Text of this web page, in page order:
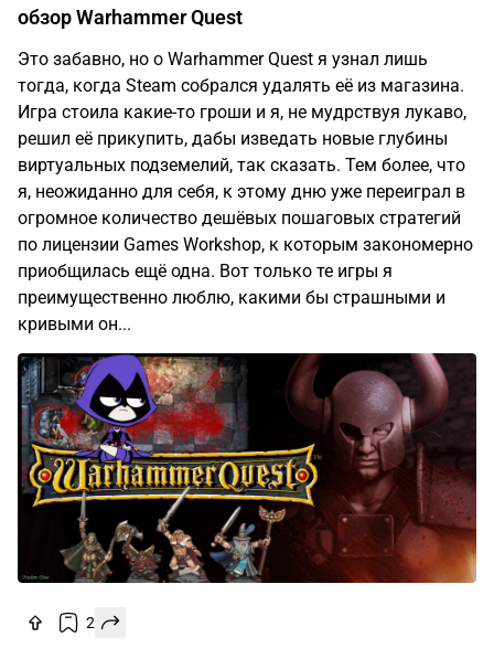
обзор Warhammer Quest
Это забавно, но о Warhammer Quest я узнал лишь
тогда, когда Steam собрался удалять её из магазина.
Игра стоила какие-то гроши и я, не мудрствуя лукаво,
решил её прикупить, дабы изведать новые глубины
виртуальных подземелий, так сказать. Тем более, что
я, неожиданно для себя, к этому дню уже переиграл в
огромное количество дешёвых пошаговых стратегий
по лицензии Games Workshop, к которым закономерно
приобщилась ещё одна. Вот только те игры я
преимущественно люблю, какими бы страшными и
кривыми он...
2